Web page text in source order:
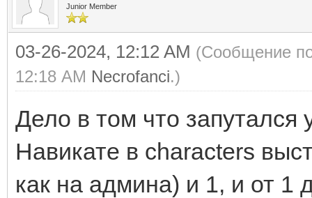
Junior Member
03-26-2024, 12:12 AM (Сообщение
12:18 AM Necrofanci.)
Дело в том что запутался
Навикате в characters
как на админа) и 1, и от 1